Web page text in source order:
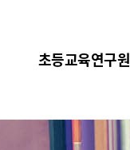
초등교육연구원